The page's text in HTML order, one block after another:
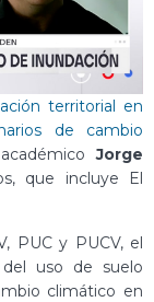
territorial en
de cambio
Jorge
que incluye El
PUC y PUCV, el
uso de suelo
climático en